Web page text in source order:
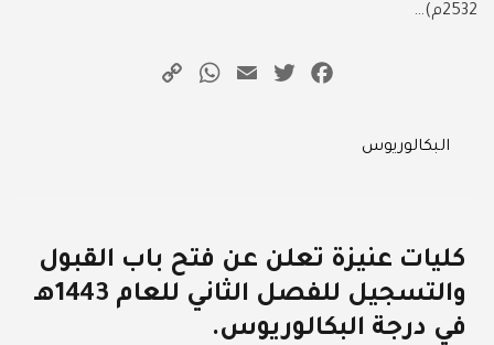
2532م)…
Facebook
Twitter
Email
WhatsApp
Categories
البكالوريوس
كليات عنيزة تعلن عن فتح باب القبول
والتسجيل للفصل الثاني للعام 1443هـ
في درجة البكالوريوس.